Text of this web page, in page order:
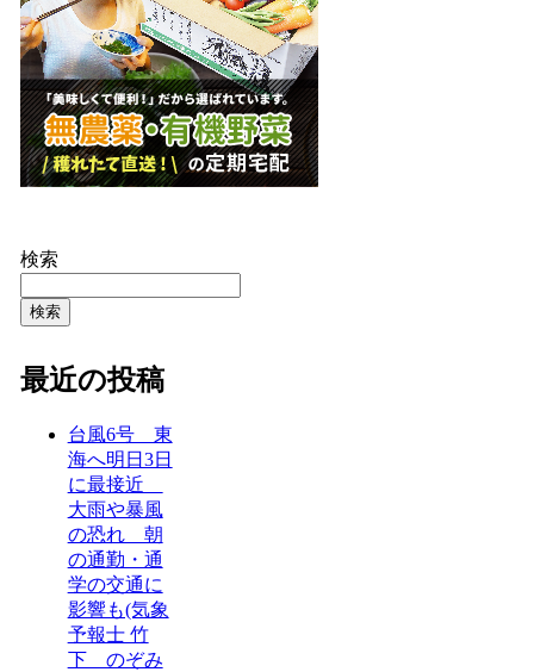
検索
検索
最近の投稿
台風6号 東
海へ明日3日
に最接近
大雨や暴風
の恐れ 朝
の通勤・通
学の交通に
影響も(気象
予報士 竹
下 のぞみ